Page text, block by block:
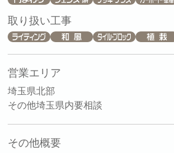
取り扱い工事
営業エリア
埼玉県北部
その他埼玉県内要相談
その他概要